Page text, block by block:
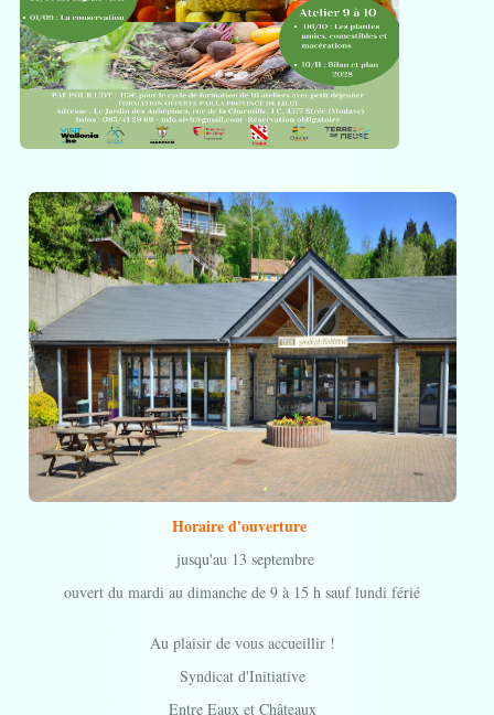
Horaire d'ouverture
jusqu'au 13 septembre
ouvert du mardi au dimanche de 9 à 15 h sauf lundi férié
Au plaisir de vous accueillir !
Syndicat d'Initiative
Entre Eaux et Châteaux